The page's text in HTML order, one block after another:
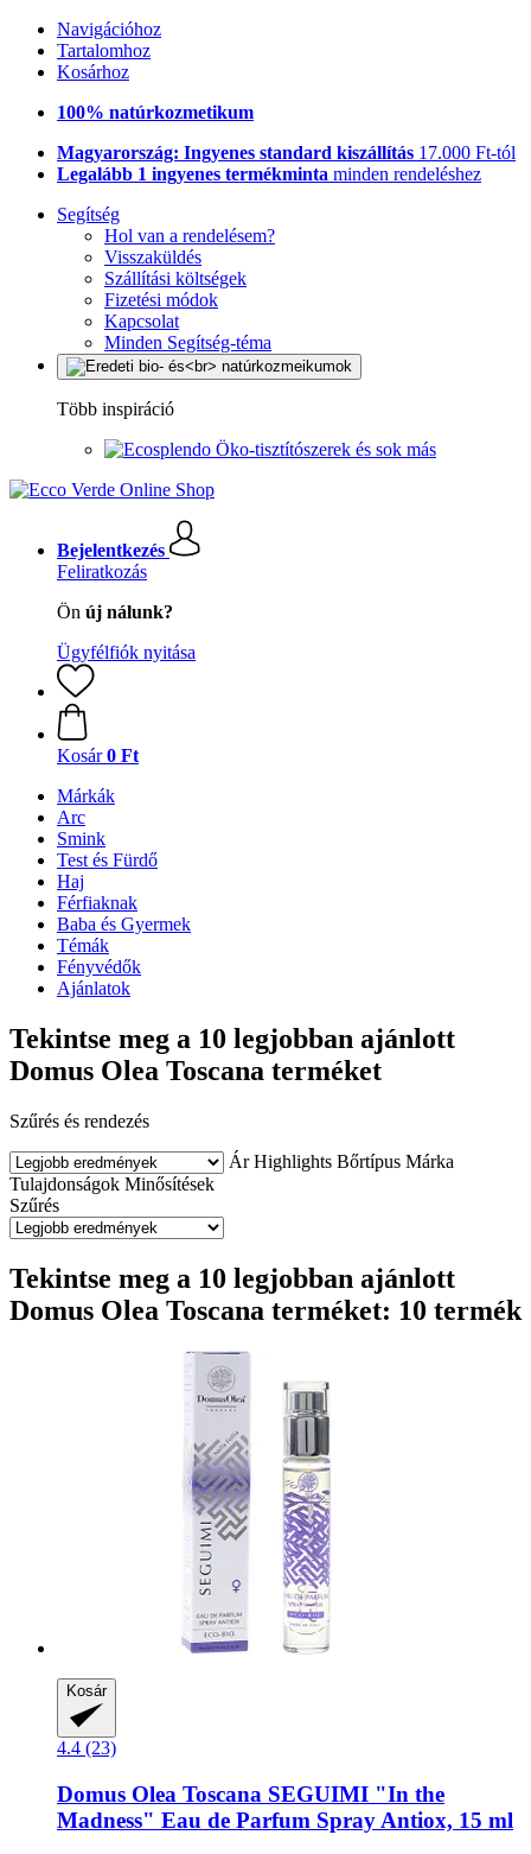
Navigációhoz
Tartalomhoz
Kosárhoz
100% natúrkozmetikum
Magyarország: Ingyenes standard kiszállítás 17.000 Ft-tól
Legalább 1 ingyenes termékminta minden rendeléshez
Segítség
Hol van a rendelésem?
Visszaküldés
Szállítási költségek
Fizetési módok
Kapcsolat
Minden Segítség-téma
Több inspiráció
Öko-tisztítószerek és sok más
Bejelentkezés
Feliratkozás
Ön új nálunk?
Ügyfélfiók nyitása
Kosár 0 Ft
Márkák
Arc
Smink
Test és Fürdő
Haj
Férfiaknak
Baba és Gyermek
Témák
Fényvédők
Ajánlatok
Tekintse meg a 10 legjobban ajánlott
Domus Olea Toscana terméket
Szűrés és rendezés
Ár Highlights Bőrtípus Márka
Tulajdonságok Minősítések
Szűrés
Tekintse meg a 10 legjobban ajánlott
Domus Olea Toscana terméket: 10 termék
Kosár
4.4 (23)
Domus Olea Toscana SEGUIMI "In the
Madness" Eau de Parfum Spray Antiox, 15 ml